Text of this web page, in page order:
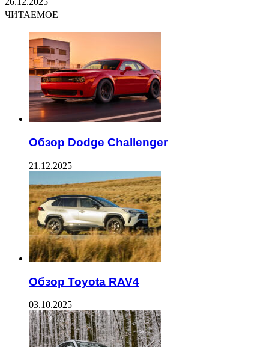
ЧИТАЕМОЕ
Обзор Dodge Challenger
21.12.2025
Обзор Toyota RAV4
03.10.2025